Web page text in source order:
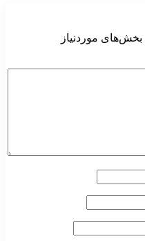
بخش‌های موردنیاز